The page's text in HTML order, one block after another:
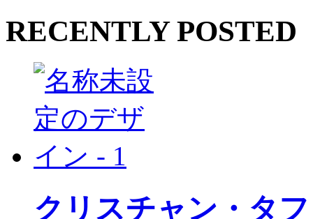
RECENTLY POSTED
クリスチャン・タ